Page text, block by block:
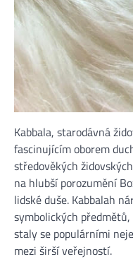
Kabbala, starodávná
fascinujícím oborem
středověkých
na hlubší porozumění
lidské duše. Kabbalah
symbolických
staly se populárními
mezi širší veřejností.